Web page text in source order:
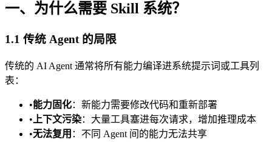
一、为什么需要 Skill 系统？
1.1 传统 Agent 的局限
传统的 AI Agent 通常将所有能力编译进系统提示词或工具列
表：
•能力固化：新能力需要修改代码和重新部署
• 上下文污染：大量工具塞进每次请求，增加推理成本
•无法复用 ：不同 Agent 间的能力无法共享